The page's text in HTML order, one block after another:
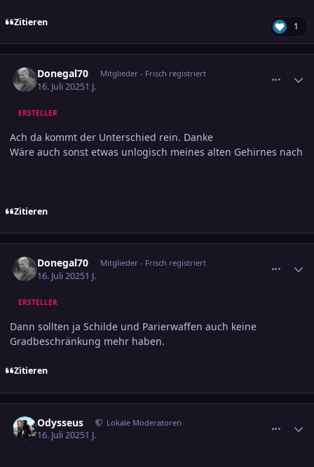
Zitieren 1
Donegal70 Mitglieder - Frisch registriert
16. Juli 20251 J.
ERSTELLER
Ach da kommt der Unterschied rein. Danke
Wäre auch sonst etwas unlogisch meines alten Gehirnes nach
Zitieren
Donegal70 Mitglieder - Frisch registriert
16. Juli 20251 J.
ERSTELLER
Dann sollten ja Schilde und Parierwaffen auch keine
Gradbeschränkung mehr haben.
Zitieren
Odysseus Lokale Moderatoren
16. Juli 20251 J.